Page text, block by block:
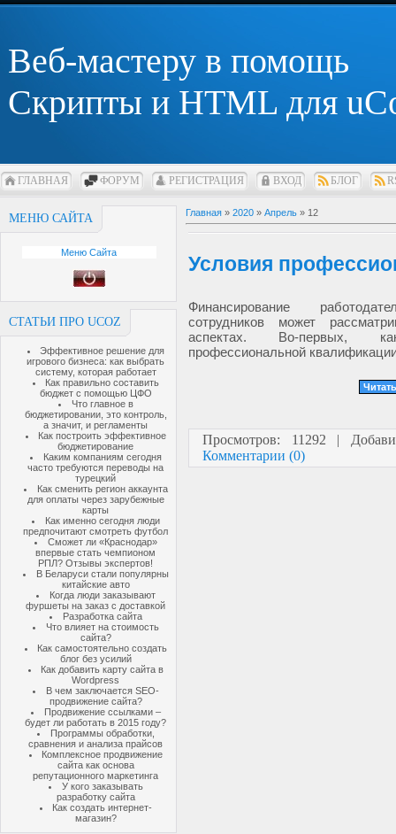
Веб-мастеру в помощь
Скрипты и HTML для
ГЛАВНАЯ ФОРУМ РЕГИСТРАЦИЯ ВХОД БЛОГ
МЕНЮ САЙТА
Меню Сайта
СТАТЬИ ПРО UCOZ
Эффективное решение для
игрового бизнеса: как выбрать
систему, которая работает
Как правильно составить
бюджет с помощью ЦФО
Что главное в
бюджетировании, это контроль,
а значит, и регламенты
Как построить эффективное
бюджетирование
Каким компаниям сегодня
часто требуются переводы на
турецкий
Как сменить регион аккаунта
для оплаты через зарубежные
карты
Как именно сегодня люди
предпочитают смотреть футбол
Сможет ли «Краснодар»
впервые стать чемпионом
РПЛ? Отзывы экспертов!
В Беларуси стали популярны
китайские авто
Когда люди заказывают
фуршеты на заказ с доставкой
Разработка сайта
Что влияет на стоимость
сайта?
Как самостоятельно создать
блог без усилий
Как добавить карту сайта в
Wordpress
В чем заключается SEO-
продвижение сайта?
Продвижение ссылками –
будет ли работать в 2015 году?
Программы обработки,
сравнения и анализа прайсов
Комплексное продвижение
сайта как основа
репутационного маркетинга
У кого заказывать
разработку сайта
Как создать интернет-
магазин?
Главная » 2020 » Апрель » 12
Условия
Финансирование
сотрудников может
аспектах. Во-первых,
профессиональной
Просмотров: 11292 |
Комментарии (0)